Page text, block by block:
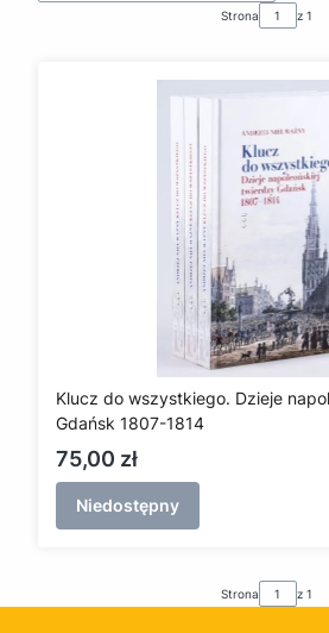
Strona z 1
Klucz do wszystkiego. Dzieje
Gdańsk 1807-1814
Cena
75,00 zł
Niedostępny
Strona z 1